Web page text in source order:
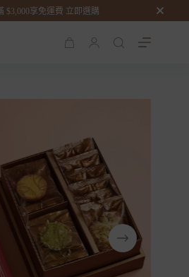
入購物車
$3,000享免運費 立即選購
購